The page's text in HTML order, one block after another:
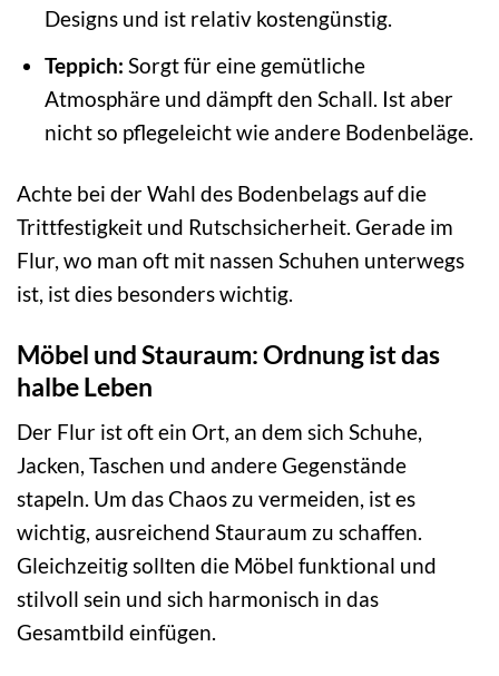
Designs und ist relativ kostengünstig.
Teppich: Sorgt für eine gemütliche
Atmosphäre und dämpft den Schall. Ist aber
nicht so pflegeleicht wie andere Bodenbeläge.
Achte bei der Wahl des Bodenbelags auf die
Trittfestigkeit und Rutschsicherheit. Gerade im
Flur, wo man oft mit nassen Schuhen unterwegs
ist, ist dies besonders wichtig.
Möbel und Stauraum: Ordnung ist das
halbe Leben
Der Flur ist oft ein Ort, an dem sich Schuhe,
Jacken, Taschen und andere Gegenstände
stapeln. Um das Chaos zu vermeiden, ist es
wichtig, ausreichend Stauraum zu schaffen.
Gleichzeitig sollten die Möbel funktional und
stilvoll sein und sich harmonisch in das
Gesamtbild einfügen.